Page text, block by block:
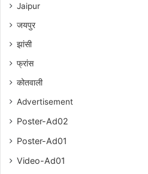
Jaipur
जयपुर
झांसी
फ्रांस
कोतवाली
Advertisement
Poster-Ad02
Poster-Ad01
Video-Ad01